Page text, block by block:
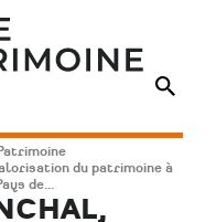
du patrimoine à
de...